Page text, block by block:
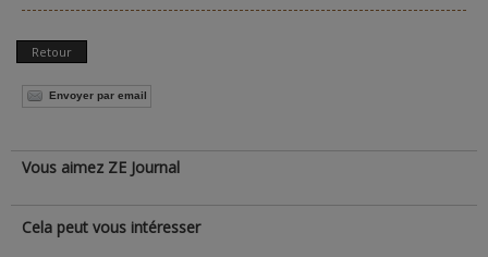
Retour
Envoyer par email
Vous aimez ZE Journal
Cela peut vous intéresser